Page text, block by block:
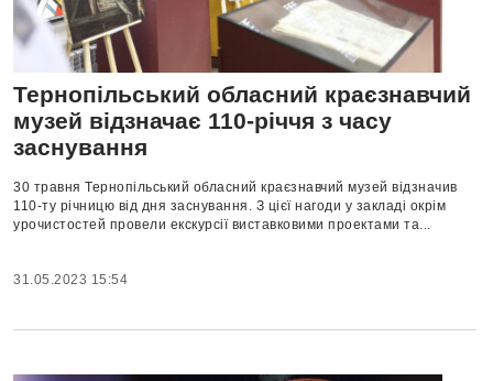
Тернопільський обласний краєзнавчий
музей відзначає 110-річчя з часу
заснування
30 травня Тернопільський обласний краєзнавчий музей відзначив
110-ту річницю від дня заснування. З цієї нагоди у закладі окрім
урочистостей провели екскурсії виставковими проектами та...
31.05.2023 15:54